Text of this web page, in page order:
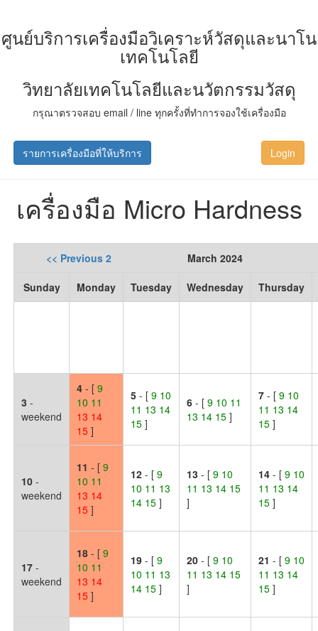
ศูนย์บริการเครื่องมือวิเคราะห์วัสดุและนาโน
เทคโนโลยี
วิทยาลัยเทคโนโลยีและนวัตกรรมวัสดุ
กรุณาตรวจสอบ email / line ทุกครั้งที่ทำการจองใช้เครื่องมือ
รายการเครื่องมือที่ให้บริการ Login
เครื่องมือ Micro Hardness
<< Previous 2 March 2024
Sunday Monday Tuesday Wednesday Thursday
3 -
weekend
4 - [9
10 11
13 14
15 ]
5 - [9 10
11 13 14
15]
6 - [9 10 11
13 14 15]
7 - [9 10
11 13 14
15]
10 -
weekend
11 - [9
10 11
13 14
15 ]
12 - [9
10 11 13
14 15]
13 - [9 10
11 13 14 15
]
14 - [9 10
11 13 14
15]
17 -
weekend
18 - [9
10 11
13 14
15 ]
19 - [9
10 11 13
14 15]
20 - [9 10
11 13 14 15
]
21 - [9 10
11 13 14
15]